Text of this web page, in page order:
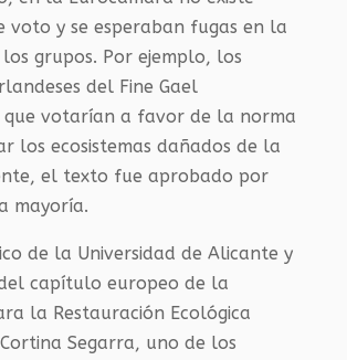
voto y se esperaban fugas en la
grupos. Por ejemplo, los
del Fine Gael
que votarían a favor de la norma
los ecosistemas dañados de la
el texto fue aprobado por
mayoría.
de la Universidad de Alicante y
capítulo europeo de la
la Restauración Ecológica
Cortina Segarra, uno de los